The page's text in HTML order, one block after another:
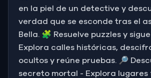
en la piel de un detective y
verdad que se esconde tras el
Bella. 🧩 Resuelve puzzles y
Explora calles históricas,
ocultos y reúne pruebas. 🔎
secreto mortal - Explora lugares